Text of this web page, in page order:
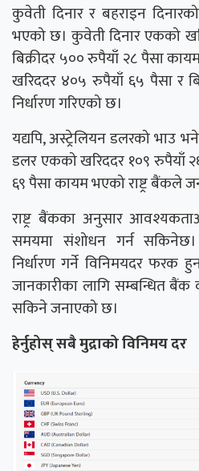
कुवेती दिनार र बहराइन
भएको छ। कुवेती दिनार एकको
बिक्रीदर ५०० रुपैयाँ २८ पैसा
खरिददर ४०५ रुपैयाँ ६५ पैसा र
निर्धारण गरिएको छ।
यद्यपि, अस्ट्रेलियन डलरको भाउ
डलर एकको खरिददर १०९ रुपैयाँ
६९ पैसा कायम भएको राष्ट्र बैंकले
राष्ट्र बैंकका अनुसार
समयमा संशोधन गर्न
निर्धारण गर्ने विनिमयदर फरक
जानकारीका लागि सम्बन्धित बैंक
सकिने जनाएको छ।
हेर्नुहोस् सबै मुद्राको विनिमय दर